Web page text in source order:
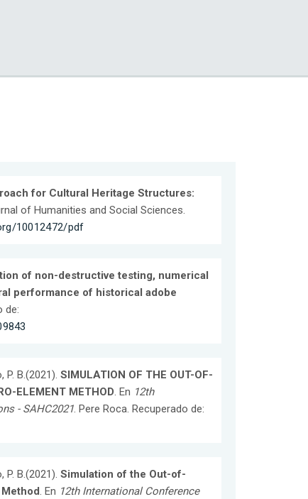
for Cultural Heritage Structures:
of Humanities and Social Sciences.
10012472/pdf
of non-destructive testing, numerical
performance of historical adobe
de:
P. B.(2021). SIMULATION OF THE OUT-OF-
ELEMENT METHOD. En 12th
- SAHC2021. Pere Roca. Recuperado de:
P. B.(2021). Simulation of the Out-of-
. En 12th International Conference